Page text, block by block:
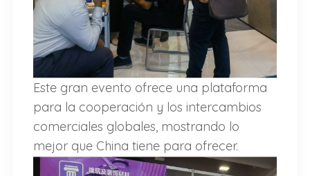
Este gran evento ofrece una plataforma
para la cooperación y los intercambios
comerciales globales, mostrando lo
mejor que China tiene para ofrecer.